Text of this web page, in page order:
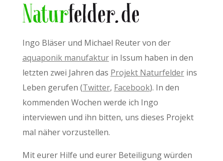
Ingo Bläser und Michael Reuter von der
aquaponik manufakturin Issum haben in den
letzten zwei Jahren das Projekt Naturfelderins
Leben gerufen (Twitter, Facebook). In den
kommenden Wochen werde ich Ingo
interviewen und ihn bitten, uns dieses Projekt
mal näher vorzustellen.
Mit eurer Hilfe und eurer Beteiligung würden